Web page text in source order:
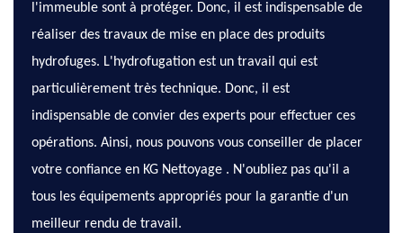
l'immeuble sont à protéger. Donc, il est indispensable de
réaliser des travaux de mise en place des produits
hydrofuges. L'hydrofugation est un travail qui est
particulièrement très technique. Donc, il est
indispensable de convier des experts pour effectuer ces
opérations. Ainsi, nous pouvons vous conseiller de placer
votre confiance en KG Nettoyage . N'oubliez pas qu'il a
tous les équipements appropriés pour la garantie d'un
meilleur rendu de travail.